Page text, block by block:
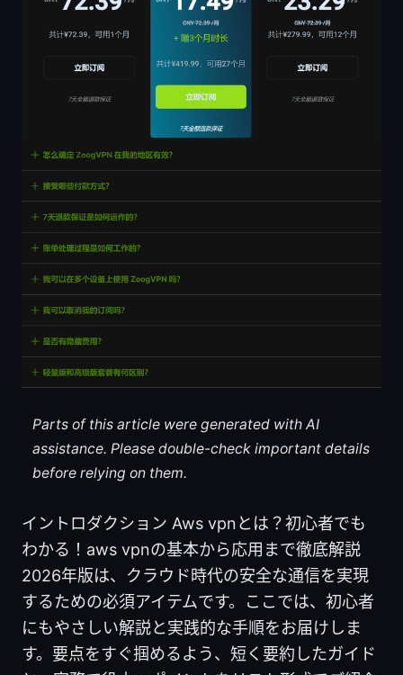
Parts of this article were generated with AI
assistance. Please double-check important details
before relying on them.
イントロダクション Aws vpnとは？初心者でも
わかる！aws vpnの基本から応用まで徹底解説
2026年版は、クラウド時代の安全な通信を実現
するための必須アイテムです。ここでは、初心者
にもやさしい解説と実践的な手順をお届けしま
す。要点をすぐ掴めるよう、短く要約したガイド